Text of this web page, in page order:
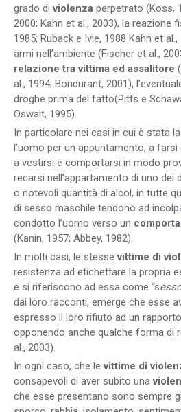
grado di violenza perpetrato (Koss,
2000; Kahn et al., 2003), la reazione
1985; Ruback e Ivie, 1988 Kahn et
armi nell’ambiente (Fischer et al.,
relazione tra vittima ed assalitore
al., 1994; Bondurant, 2001),
droghe prima del fatto(Pitts e
Oswalt, 1995).
In particolare nei casi in cui è stata
l’uomo per un appuntamento, a
a vestirsi e comportarsi in modo
recarsi nell’appartamento di uno dei
o notevoli quantità di alcol, in tutte
di sesso maschile tendono ad
condotto l’uomo verso un
(Kanin, 1957; Abbey, 1982).
In molti casi, le stessevittime di
resistenza ad etichettare la propria
e si riferiscono ad essa come “s
dai loro racconti, emerge che esse
espresso il loro rifiuto ad un
opponendo anche qualche forma di
al., 2003).
In ogni caso, che levittime di
consapevoli di aver subito una
che esse presentano sono sempre